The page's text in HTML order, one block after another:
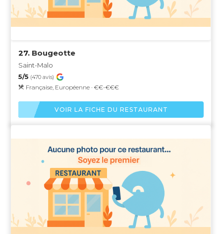
27. Bougeotte
Saint-Malo
5/5 (470 avis)
Française, Européenne · €€-€€€
VOIR LA FICHE DU RESTAURANT